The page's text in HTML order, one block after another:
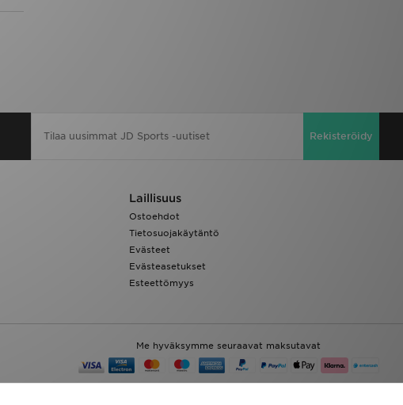
Rekisteröidy
Laillisuus
Ostoehdot
Tietosuojakäytäntö
Evästeet
Evästeasetukset
Esteettömyys
Me hyväksymme seuraavat maksutavat